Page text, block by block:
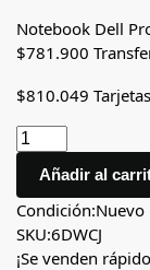
Notebook Dell
$781.900
$810.049 Tarjetas
Añadir al
Condición:Nuevo
SKU:6DWCJ
¡Se venden